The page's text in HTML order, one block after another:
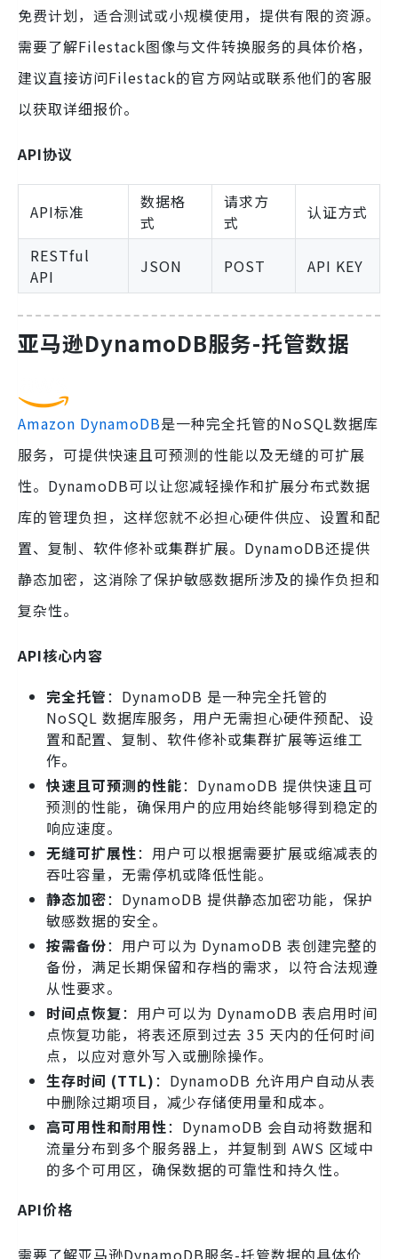
免费计划，适合测试或小规模使用，提供有限的资源。
需要了解Filestack图像与文件转换服务的具体价格，
建议直接访问Filestack的官方网站或联系他们的客服
以获取详细报价。
API协议
API标准
数据格
式
请求方
式
认证方式
RESTful
API
JSON POST API KEY
亚马逊DynamoDB服务-托管数据
Amazon DynamoDB是一种完全托管的NoSQL数据库
服务，可提供快速且可预测的性能以及无缝的可扩展
性。DynamoDB可以让您减轻操作和扩展分布式数据
库的管理负担，这样您就不必担心硬件供应、设置和配
置、复制、软件修补或集群扩展。DynamoDB还提供
静态加密，这消除了保护敏感数据所涉及的操作负担和
复杂性。
API核心内容
完全托管：DynamoDB 是一种完全托管的
NoSQL 数据库服务，用户无需担心硬件预配、设
置和配置、复制、软件修补或集群扩展等运维工
作。
快速且可预测的性能：DynamoDB 提供快速且可
预测的性能，确保用户的应用始终能够得到稳定的
响应速度。
无缝可扩展性：用户可以根据需要扩展或缩减表的
吞吐容量，无需停机或降低性能。
静态加密：DynamoDB 提供静态加密功能，保护
敏感数据的安全。
按需备份：用户可以为 DynamoDB 表创建完整的
备份，满足长期保留和存档的需求，以符合法规遵
从性要求。
时间点恢复：用户可以为 DynamoDB 表启用时间
点恢复功能，将表还原到过去 35 天内的任何时间
点，以应对意外写入或删除操作。
生存时间 (TTL)：DynamoDB 允许用户自动从表
中删除过期项目，减少存储使用量和成本。
高可用性和耐用性：DynamoDB 会自动将数据和
流量分布到多个服务器上，并复制到 AWS 区域中
的多个可用区，确保数据的可靠性和持久性。
API价格
需要了解亚马逊DynamoDB服务-托管数据的具体价